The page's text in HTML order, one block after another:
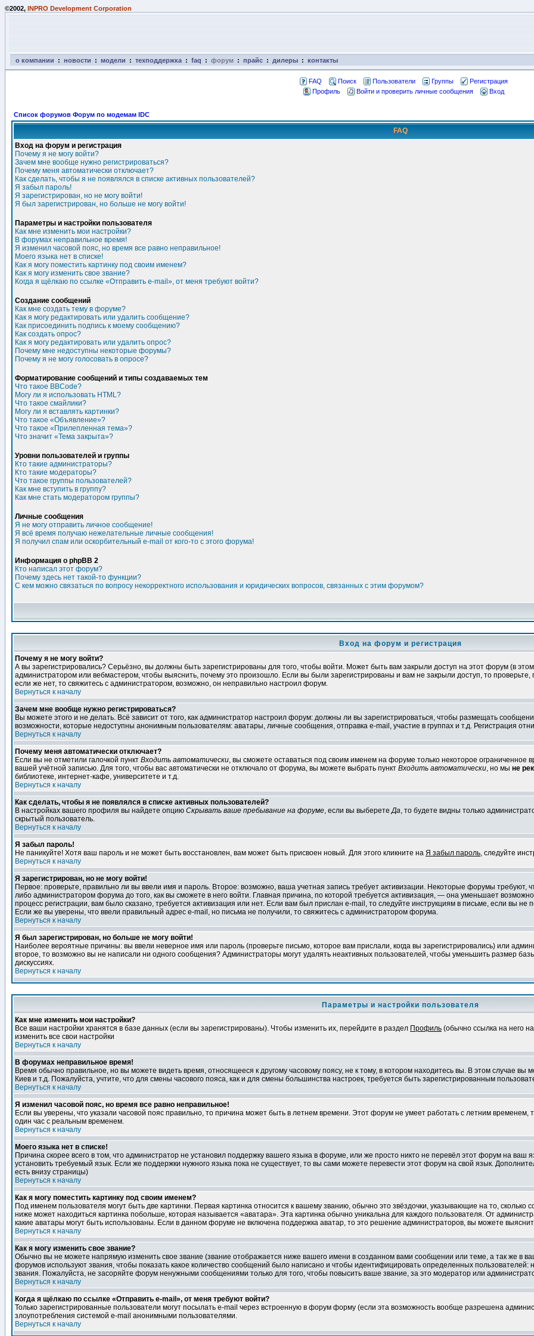
©2002, INPRO Development Corporation
о компании : новости : модели : техподдержка : faq : форум : прайс : дилеры : контакты
FAQ Поиск Пользователи Группы
Регистрация
Профиль
Войти и проверить личные сообщения Вход
Список форумов Форум по модемам IDC
FAQ
Вход на форум и регистрация
Почему я не могу войти?
Зачем мне вообще нужно регистрироваться?
Почему меня автоматически отключает?
Как сделать, чтобы я не появлялся в списке активных пользователей?
Я забыл пароль!
Я зарегистрирован, но не могу войти!
Я был зарегистрирован, но больше не могу войти!
Параметры и настройки пользователя
Как мне изменить мои настройки?
В форумах неправильное время!
Я изменил часовой пояс, но время все равно неправильное!
Моего языка нет в списке!
Как я могу поместить картинку под своим именем?
Как я могу изменить свое звание?
Когда я щёлкаю по ссылке «Отправить e-mail», от меня требуют войти?
Создание сообщений
Как мне создать тему в форуме?
Как я могу редактировать или удалить сообщение?
Как присоединить подпись к моему сообщению?
Как создать опрос?
Как я могу редактировать или удалить опрос?
Почему мне недоступны некоторые форумы?
Почему я не могу голосовать в опросе?
Форматирование сообщений и типы создаваемых тем
Что такое BBCode?
Могу ли я использовать HTML?
Что такое смайлики?
Могу ли я вставлять картинки?
Что такое «Объявление»?
Что такое «Прилепленная тема»?
Что значит «Тема закрыта»?
Уровни пользователей и группы
Кто такие администраторы?
Кто такие модераторы?
Что такое группы пользователей?
Как мне вступить в группу?
Как мне стать модератором группы?
Личные сообщения
Я не могу отправить личное сообщение!
Я всё время получаю нежелательные личные сообщения!
Я получил спам или оскорбительный e-mail от кого-то с этого форума!
Информация о phpBB 2
Кто написал этот форум?
Почему здесь нет такой-то функции?
С кем можно связаться по вопросу некорректного использования и юридических вопросов, связанных с этим форумом?
Вход на форум и регистрация
Почему я не могу войти?
А вы зарегистрировались? Серьёзно, вы должны быть зарегистрированы для того, чтобы войти. Может быть вам закрыли доступ на этот форум (в
администратором или вебмастером, чтобы выяснить, почему это произошло. Если вы были зарегистрированы и вам не закрыли доступ, то
если же нет, то свяжитесь с администратором, возможно, он неправильно настроил форум.
Вернуться к началу
Зачем мне вообще нужно регистрироваться?
Вы можете этого и не делать. Всё зависит от того, как администратор настроил форум: должны ли вы зарегистрироваться, чтобы размещать
возможности, которые недоступны анонимным пользователям: аватары, личные сообщения, отправка e-mail, участие в группах и т.д. Регистрация
Вернуться к началу
Почему меня автоматически отключает?
Если вы не отметили галочкой пункт Входить автоматически, вы сможете оставаться под своим именем на форуме только некоторое ограниченное
вашей учётной записью. Для того, чтобы вас автоматически не отключало от форума, вы можете выбрать пункт Входить автоматически, но мы не
библиотеке, интернет-кафе, университете и т.д.
Вернуться к началу
Как сделать, чтобы я не появлялся в списке активных пользователей?
В настройках вашего профиля вы найдете опцию Скрывать ваше пребывание на форуме, если вы выберетеДа, то будете видны только
скрытый пользователь.
Вернуться к началу
Я забыл пароль!
Не паникуйте! Хотя ваш пароль и не может быть восстановлен, вам может быть присвоен новый. Для этого кликните на Я забыл пароль, следуйте
Вернуться к началу
Я зарегистрирован, но не могу войти!
Первое: проверьте, правильно ли вы ввели имя и пароль. Второе: возможно, ваша учетная запись требует активизации. Некоторые форумы требуют,
либо администратором форума до того, как вы сможете в него войти. Главная причина, по которой требуется активизация, — она уменьшает
процесс регистрации, вам было сказано, требуется активизация или нет. Если вам был прислан e-mail, то следуйте инструкциям в письме, если вы
Если же вы уверены, что ввели правильный адрес e-mail, но письма не получили, то свяжитесь с администратором форума.
Вернуться к началу
Я был зарегистрирован, но больше не могу войти!
Наиболее вероятные причины: вы ввели неверное имя или пароль (проверьте письмо, которое вам прислали, когда вы зарегистрировались) или
второе, то возможно вы не написали ни одного сообщения? Администраторы могут удалять неактивных пользователей, чтобы уменьшить размер
дискуссиях.
Вернуться к началу
Параметры и настройки пользователя
Как мне изменить мои настройки?
Все ваши настройки хранятся в базе данных (если вы зарегистрированы). Чтобы изменить их, перейдите в раздел Профиль (обычно ссылка на него
изменить все свои настройки
Вернуться к началу
В форумах неправильное время!
Время обычно правильное, но вы можете видеть время, относящееся к другому часовому поясу, не к тому, в котором находитесь вы. В этом случае вы
Киев и т.д. Пожалуйста, учтите, что для смены часового пояса, как и для смены большинства настроек, требуется быть зарегистрированным
Вернуться к началу
Я изменил часовой пояс, но время все равно неправильное!
Если вы уверены, что указали часовой пояс правильно, то причина может быть в летнем времени. Этот форум не умеет работать с летним временем,
один час с реальным временем.
Вернуться к началу
Моего языка нет в списке!
Причина скорее всего в том, что администратор не установил поддержку вашего языка в форуме, или же просто никто не перевёл этот форум на
установить требуемый язык. Если же поддержки нужного языка пока не существует, то вы сами можете перевести этот форум на свой язык.
есть внизу страницы)
Вернуться к началу
Как я могу поместить картинку под своим именем?
Под именем пользователя могут быть две картинки. Первая картинка относится к вашему званию, обычно это звёздочки, указывающие на то,
ниже может находиться картинка побольше, которая называется «аватара». Эта картинка обычно уникальна для каждого пользователя. От
какие аватары могут быть использованы. Если в данном форуме не включена поддержка аватар, то это решение администраторов, вы можете
Вернуться к началу
Как я могу изменить свое звание?
Обычно вы не можете напрямую изменить свое звание (звание отображается ниже вашего имени в созданном вами сообщении или теме, а так же в
форумов используют звания, чтобы показать какое количество сообщений было написано и чтобы идентифицировать определенных
звания. Пожалуйста, не засоряйте форум ненужными сообщениями только для того, чтобы повысить ваше звание, за это модератор или
Вернуться к началу
Когда я щёлкаю по ссылке «Отправить e-mail», от меня требуют войти?
Только зарегистрированные пользователи могут посылать e-mail через встроенную в форум форму (если эта возможность вообще разрешена
злоупотребления системой e-mail анонимными пользователями.
Вернуться к началу